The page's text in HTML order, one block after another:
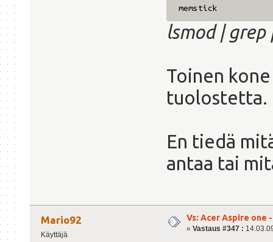
memstick
lsmod | grep
Toinen
tuolostetta.
En tiedä
antaa tai
Mario92
Käyttäjä
Vs: Acer Aspire one
« Vastaus #347 :